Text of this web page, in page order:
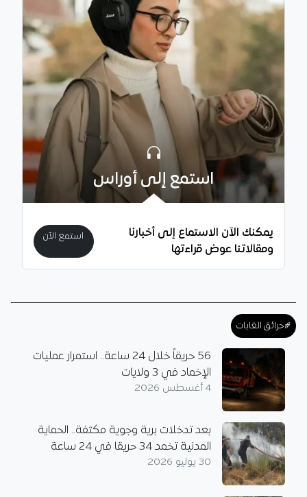
استمع إلى أوراس
يمكنك الآن الاستماع إلى أخبارنا
ومقالاتنا عوض قراءتها
استمع الآن
#حرائق الغابات
56 حريقاً خلال 24 ساعة.. استمرار عمليات
الإخماد في 3 ولايات
4 أغسطس 2026
بعد تدخلات برية وجوية مكثفة.. الحماية
المدنية تخمد 34 حريقا في 24 ساعة
30 يوليو 2026